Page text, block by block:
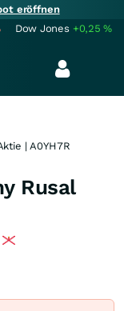
eröffnen
Dow Jones +0,25%
| A0YH7R
Rusal